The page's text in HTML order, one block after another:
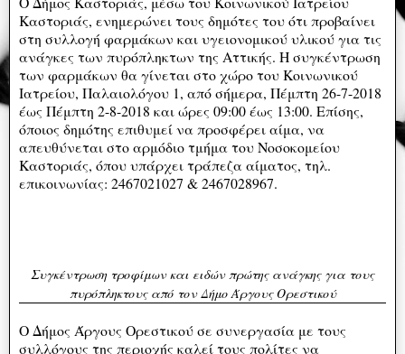
Καστοριάς, ενημερώνει τους δημότες του ότι προβαίνει
στη συλλογή φαρμάκων και υγειονομικού υλικού για τις
ανάγκες των πυρόπληκτων της Αττικής. Η συγκέντρωση
των φαρμάκων θα γίνεται στο χώρο του Κοινωνικού
Ιατρείου, Παλαιολόγου 1, από σήμερα, Πέμπτη 26-7-2018
έως Πέμπτη 2-8-2018 και ώρες 09:00 έως 13:00. Επίσης,
όποιος δημότης επιθυμεί να προσφέρει αίμα, να
απευθύνεται στο αρμόδιο τμήμα του Νοσοκομείου
Καστοριάς, όπου υπάρχει τράπεζα αίματος, τηλ.
επικοινωνίας: 2467021027 & 2467028967.
Συγκέντρωση τροφίμων και ειδών πρώτης ανάγκης για τους
πυρόπληκτους από τον Δήμο Άργους Ορεστικού
Ο Δήμος Άργους Ορεστικού σε συνεργασία με τους
συλλόγους της περιοχής καλεί τους πολίτες να